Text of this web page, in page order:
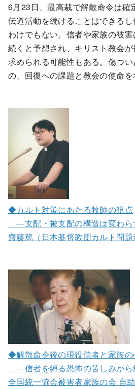
6月23日、最高裁で解散命令は確
伝道活動を続けることはできる
わけでもない。信者や家族の被
続くと予想され、キリスト教会
求められる可能性もある。傷つ
の、回復への課題と教会の使命を
◆カルト対策にあたる牧師の視点
―支配・被支配の構造は変わら
齋藤篤（日本基督教団カルト問題
◆解散命令後の現役信者と家族の
―信者を縛る恐怖の苦しみから
全国統一協会被害者家族の会 自